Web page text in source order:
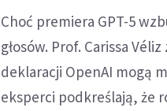
Choć premiera GPT-5
głosów. Prof. Carissa
deklaracji OpenAI mogą
eksperci podkreślają, że